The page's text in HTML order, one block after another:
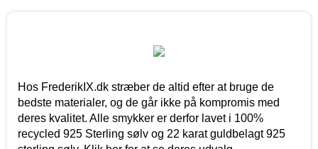
Hos FrederikIX.dk stræber de altid efter at bruge de
bedste materialer, og de går ikke på kompromis med
deres kvalitet. Alle smykker er derfor lavet i 100%
recycled 925 Sterling sølv og 22 karat guldbelagt 925